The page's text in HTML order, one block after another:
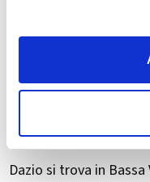
Dazio si trova in